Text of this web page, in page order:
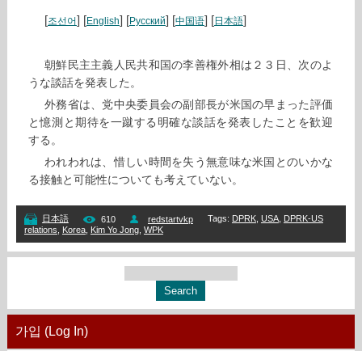
[조선어] [English] [Русский] [中国语] [日本語]
朝鮮民主主義人民共和国の李善権外相は２３日、次のよ
うな談話を発表した。
外務省は、党中央委員会の副部長が米国の早まった評価
と憶測と期待を一蹴する明確な談話を発表したことを歓迎
する。
われわれは、惜しい時間を失う無意味な米国とのいかな
る接触と可能性についても考えていない。
日本語 610 redstartvkp Tags: DPRK, USA, DPRK-US
relations
Korea, Kim Yo Jong, WPK
가입 (Log In)